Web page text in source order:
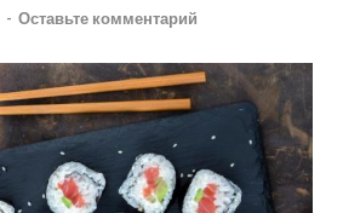
- Оставьте комментарий